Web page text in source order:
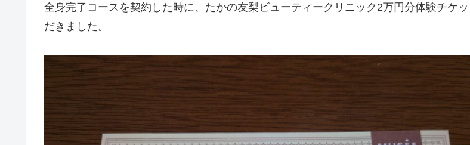
全身完了コースを契約した時に、たかの友梨ビューティークリニック2万円分体験チケ
だきました。